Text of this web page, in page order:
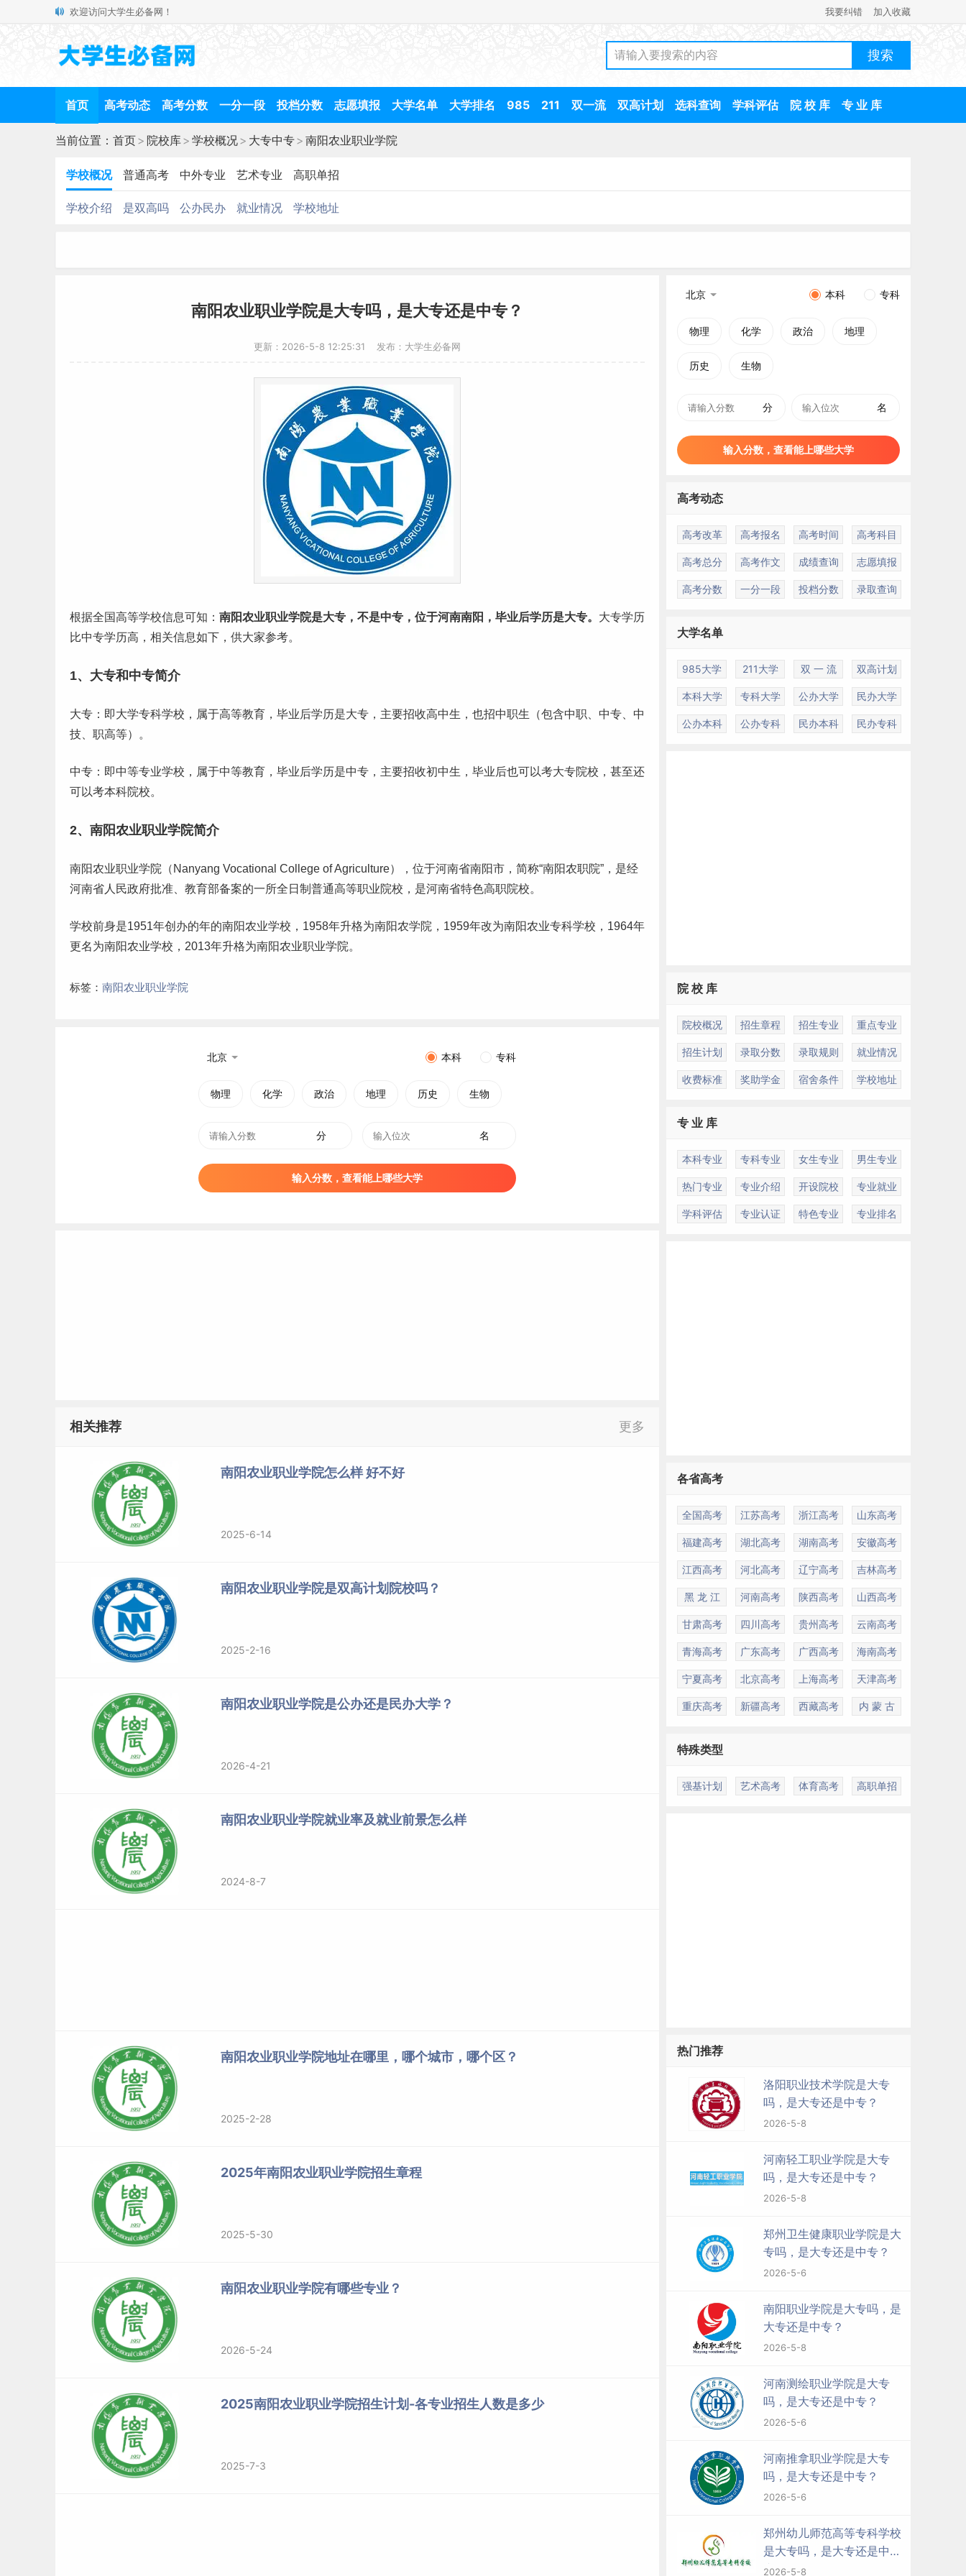
欢迎访问大学生必备网！ 我要纠错 加入收藏
首页 高考动态 高考分数 一分一段 投档分数 志愿填报 大学名单 大学排名 985 211 双一流 双高计划 选科查询 学科评估 院 校 库 专 业 库
当前位置： 首页> 院校库> 学校概况> 大专中专> 南阳农业职业学院
学校概况 普通高考 中外专业 艺术专业 高职单招
学校介绍 是双高吗 公办民办 就业情况 学校地址
南阳农业职业学院是大专吗，是大专还是中专？
更新：2026-5-8 12:25:31 发布：大学生必备网
根据全国高等学校信息可知： 南阳农业职业学院是大专，不是中专，位于河南南阳， 毕业后学历是大专。 大专学历
比中专学历高，相关信息如下，供大家参考。
1、大专和中专简介
大专：即大学专科学校 ，属于高等教育，毕业后学历是大专，主要招收高中生，也招中职生（包含中职、中专、中
技、职高等）。
中专：即中等专业学校，属于中等教育，毕业后学历是中专，主要招收初中生，毕业后也可以考大专院校，甚至还
可以考本科院校。
2、南阳农业职业学院简介
南阳农业职业学院（Nanyang Vocational College of Agriculture），位于河南省南阳市，简称“南阳农职院”，是经
河南省人民政府批准、教育部备案的一所全日制普通高等职业院校，是河南省特色高职院校。
学校前身是1951年创办的年的南阳农业学校，1958年升格为南阳农学院，1959年改为南阳农业专科学校，1964年
更名为南阳农业学校，2013年升格为南阳农业职业学院。
标签： 南阳农业职业学院
北京 本科 专科
物理 化学 政治 地理 历史 生物
分 名
输入分数，查看能上哪些大学
相关推荐 更多
南阳农业职业学院怎么样 好不好
2025-6-14
南阳农业职业学院是双高计划院校吗？
2025-2-16
南阳农业职业学院是公办还是民办大学？
2026-4-21
南阳农业职业学院就业率及就业前景怎么样
2024-8-7
南阳农业职业学院地址在哪里，哪个城市，哪个区？
2025-2-28
2025年南阳农业职业学院招生章程
2025-5-30
南阳农业职业学院有哪些专业？
2026-5-24
2025南阳农业职业学院招生计划-各专业招生人数是多少
2025-7-3
北京 本科 专科
物理 化学 政治 地理
历史 生物
分 名
输入分数，查看能上哪些大学
高考动态
高考改革 高考报名 高考时间 高考科目
高考总分 高考作文 成绩查询 志愿填报
高考分数 一分一段 投档分数 录取查询
大学名单
985大学 211大学 双 一 流 双高计划
本科大学 专科大学 公办大学 民办大学
公办本科 公办专科 民办本科 民办专科
院 校 库
院校概况 招生章程 招生专业 重点专业
招生计划 录取分数 录取规则 就业情况
收费标准 奖助学金 宿舍条件 学校地址
专 业 库
本科专业 专科专业 女生专业 男生专业
热门专业 专业介绍 开设院校 专业就业
学科评估 专业认证 特色专业 专业排名
各省高考
全国高考 江苏高考 浙江高考 山东高考
福建高考 湖北高考 湖南高考 安徽高考
江西高考 河北高考 辽宁高考 吉林高考
黑 龙 江 河南高考 陕西高考 山西高考
甘肃高考 四川高考 贵州高考 云南高考
青海高考 广东高考 广西高考 海南高考
宁夏高考 北京高考 上海高考 天津高考
重庆高考 新疆高考 西藏高考 内 蒙 古
特殊类型
强基计划 艺术高考 体育高考 高职单招
热门推荐
洛阳职业技术学院是大专
吗，是大专还是中专？
2026-5-8
河南轻工职业学院是大专
吗，是大专还是中专？
2026-5-8
郑州卫生健康职业学院是大
专吗，是大专还是中专？
2026-5-6
南阳职业学院是大专吗，是
大专还是中专？
2026-5-8
河南测绘职业学院是大专
吗，是大专还是中专？
2026-5-6
河南推拿职业学院是大专
吗，是大专还是中专？
2026-5-6
郑州幼儿师范高等专科学校
是大专吗，是大专还是中
专？
2026-5-8